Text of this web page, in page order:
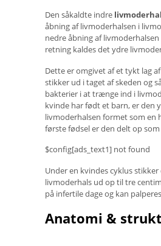
Den såkaldte indre
åbning af livmoderhalsen i
nedre åbning af livmoderhalsen
retning kaldes det ydre
Dette er omgivet af et tykt lag
stikker ud i taget af skeden og
bakterier i at trænge ind i
kvinde har født et barn, er den
livmoderhalsen formet som en
første fødsel er den delt op
$config[ads_text1] not found
Under en kvindes cyklus
livmoderhals ud op til tre
på infertile dage og kan
Anatomi &